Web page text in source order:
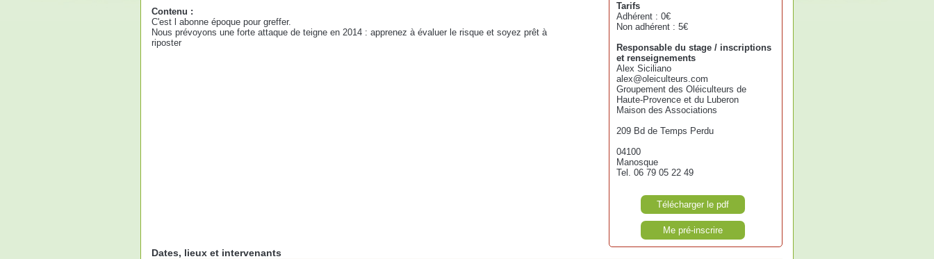
Contenu :
C'est l abonne époque pour greffer.
Nous prévoyons une forte attaque de teigne en 2014 : apprenez à évaluer le risque et soyez prêt à
riposter
Tarifs
Adhérent : 0€
Non adhérent : 5€
Responsable du stage / inscriptions
et renseignements
Alex Siciliano
alex@oleiculteurs.com
Groupement des Oléiculteurs de
Haute-Provence et du Luberon
Maison des Associations
209 Bd de Temps Perdu
04100
Manosque
Tel. 06 79 05 22 49
Télécharger le pdf
Me pré-inscrire
Dates, lieux et intervenants